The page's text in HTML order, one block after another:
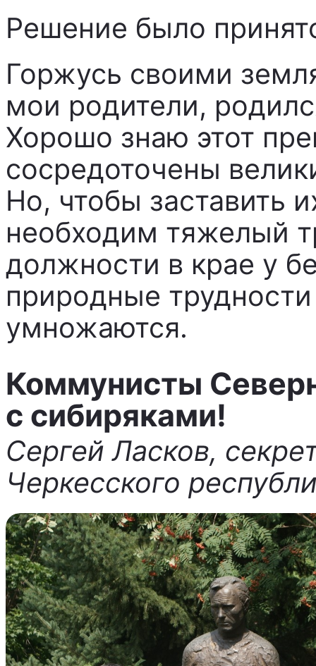
Решение было
Горжусь своими
мои родители,
Хорошо знаю этот
сосредоточены
Но, чтобы заставить
необходим тяжелый
должности в крае у
природные
умножаются.
Коммунисты
с сибиряками!
Сергей Ласков,
Черкесского